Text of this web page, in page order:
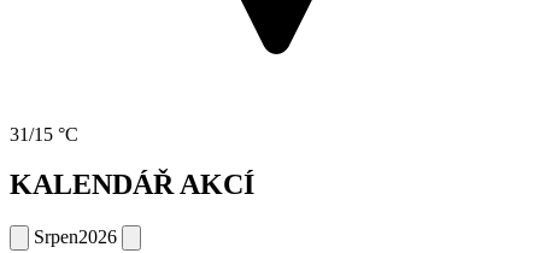
31/15 °C
KALENDÁŘ AKCÍ
Srpen2026